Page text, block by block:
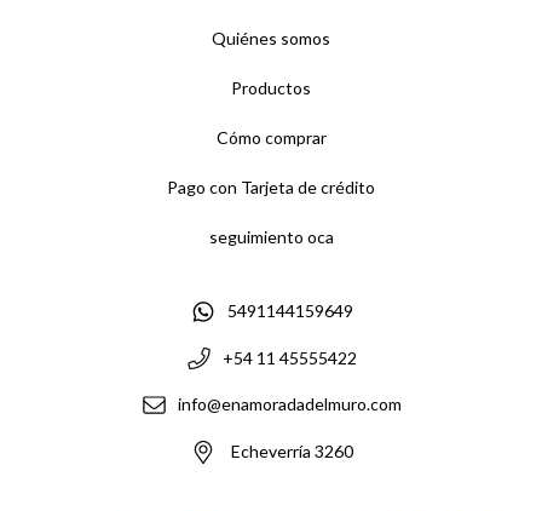
Quiénes somos
Productos
Cómo comprar
Pago con Tarjeta de crédito
seguimiento oca
5491144159649
+54 11 45555422
info@enamoradadelmuro.com
Echeverría 3260